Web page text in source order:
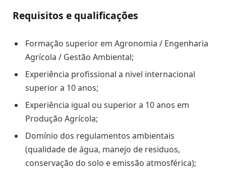
Requisitos e qualificações
Formação superior em Agronomia / Engenharia
Agrícola / Gestão Ambiental;
Experiência profissional a nivel internacional
superior a 10 anos;
Experiência igual ou superior a 10 anos em
Produção Agrícola;
Domínio dos regulamentos ambientais
(qualidade de água, manejo de residuos,
conservação do solo e emissão atmosférica);